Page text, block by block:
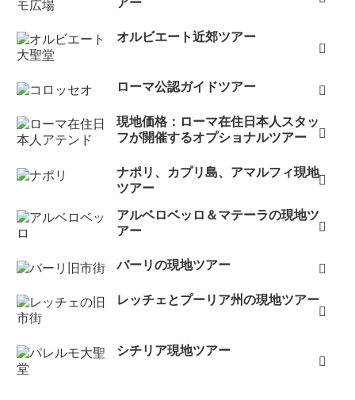
オルビエート近郊ツアー
ローマ公認ガイドツアー
現地価格：ローマ在住日本人スタッ
フが開催するオプショナルツアー
ナポリ、カプリ島、アマルフィ現地
ツアー
アルベロベッロ＆マテーラの現地ツ
アー
バーリの現地ツアー
レッチェとプーリア州の現地ツアー
シチリア現地ツアー